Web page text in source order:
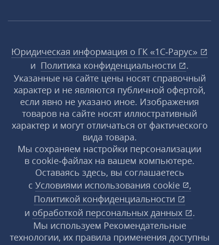
Юридическая информация о ГК «1С‑Рарус»
и Политика конфиденциальности
.
Указанные на сайте цены носят справочный
характер и не являются публичной офертой,
если явно не указано иное. Изображения
товаров на сайте носят иллюстративный
характер и могут отличаться от фактического
вида товара.
Мы сохраняем настройки персонализации
в cookie‑файлах на вашем компьютере.
Оставаясь здесь, вы соглашаетесь
с Условиями использования cookie
,
Политикой конфиденциальности
и обработкой персональных данных
.
Мы используем Рекомендательные
технологии, их правила применения доступны